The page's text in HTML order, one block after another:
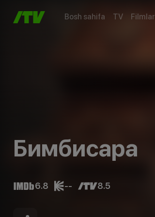
Bosh sahifa TV Filmlar
Бимбисара
6.8 -- 8.5